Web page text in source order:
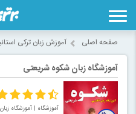
صفحه اصلی آموزش زبان ترکی
آموزشگاه زبان شکوه شریعتی
آموزشگاه | آموزشگاه زبان